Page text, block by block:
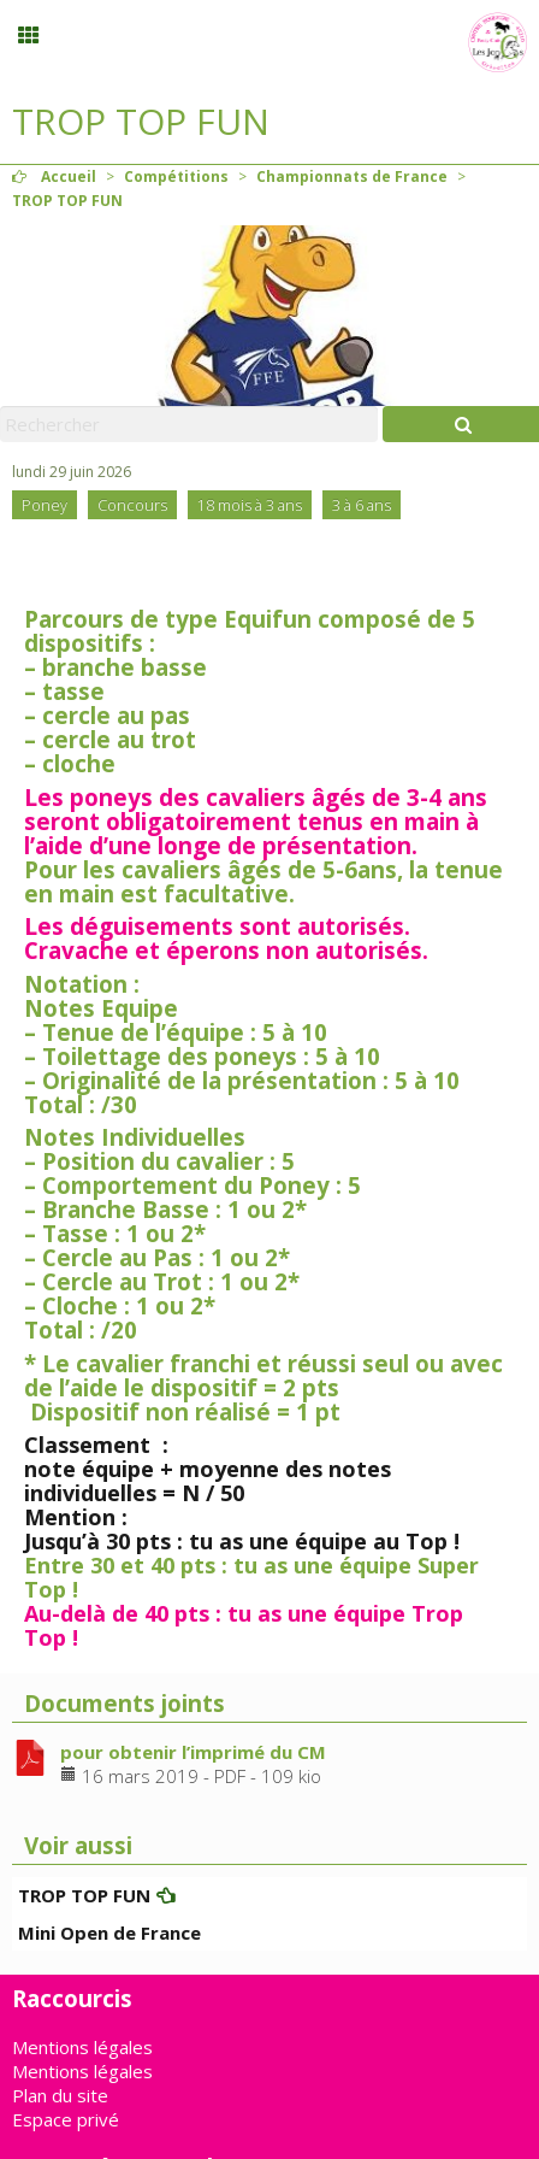
Inscription stages et événements
Planning
Contact
TROP TOP FUN
Accueil > Compétitions > Championnats de France >
TROP TOP FUN
lundi 29 juin 2026
Poney Concours 18 mois à 3 ans 3 à 6 ans
Parcours de type Equifun composé de 5
dispositifs :
– branche basse
– tasse
– cercle au pas
– cercle au trot
– cloche
Les poneys des cavaliers âgés de 3-4 ans
seront obligatoirement tenus en main à
l’aide d’une longe de présentation.
Pour les cavaliers âgés de 5-6ans, la tenue
en main est facultative.
Les déguisements sont autorisés.
Cravache et éperons non autorisés.
Notation :
Notes Equipe
– Tenue de l’équipe : 5 à 10
– Toilettage des poneys : 5 à 10
– Originalité de la présentation : 5 à 10
Total : /30
Notes Individuelles
– Position du cavalier : 5
– Comportement du Poney : 5
– Branche Basse : 1 ou 2*
– Tasse : 1 ou 2*
– Cercle au Pas : 1 ou 2*
– Cercle au Trot : 1 ou 2*
– Cloche : 1 ou 2*
Total : /20
* Le cavalier franchi et réussi seul ou avec
de l’aide le dispositif = 2 pts
Dispositif non réalisé = 1 pt
Classement :
note équipe + moyenne des notes
individuelles = N / 50
Mention :
Jusqu’à 30 pts : tu as une équipe au Top !
Entre 30 et 40 pts : tu as une équipe Super
Top !
Au-delà de 40 pts : tu as une équipe Trop
Top !
Documents joints
pour obtenir l’imprimé du CM
16 mars 2019 - PDF - 109 kio
Voir aussi
TROP TOP FUN
Mini Open de France
Raccourcis
Mentions légales
Mentions légales
Plan du site
Espace privé